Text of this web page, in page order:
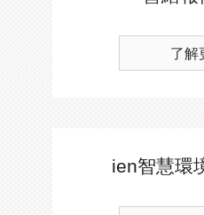
了解
ien智慧環